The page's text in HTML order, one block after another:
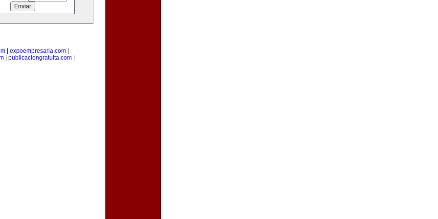
| expoempresaria.com|
publicaciongratuita.com